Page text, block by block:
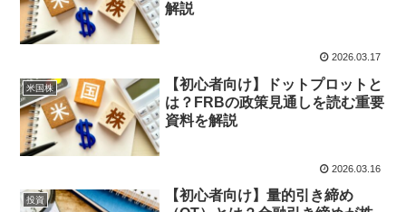
解説
2026.03.17
米国株
【初心者向け】ドットプロットと
は？FRBの政策見通しを読む重要
資料を解説
2026.03.16
投資
【初心者向け】量的引き締め